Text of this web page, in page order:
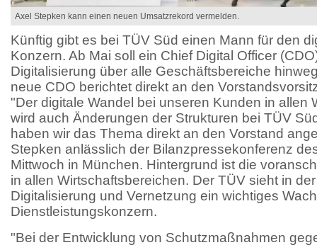
Axel Stepken kann einen neuen Umsatzrekord vermelden.
Künftig gibt es bei TÜV Süd einen Mann für den
Konzern. Ab Mai soll ein Chief Digital Officer
Digitalisierung über alle Geschäftsbereiche
neue CDO berichtet direkt an den
"Der digitale Wandel bei unseren Kunden in allen
wird auch Änderungen der Strukturen bei TÜV
haben wir das Thema direkt an den Vorstand
Stepken anlässlich der Bilanzpressekonferenz
Mittwoch in München. Hintergrund ist die
in allen Wirtschaftsbereichen. Der TÜV sieht in
Digitalisierung und Vernetzung ein wichtiges
Dienstleistungskonzern.
"Bei der Entwicklung von Schutzmaßnahmen